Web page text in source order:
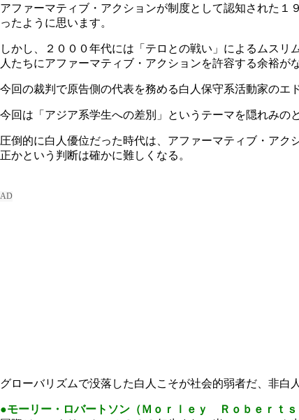
アファーマティブ・アクションが制度として認知された
ったように思います。
しかし、２０００年代には「テロとの戦い」によるムス
人たちにアファーマティブ・アクションを許容する余裕が
今回の裁判で原告側の代表を務める白人保守系活動家のエ
今回は「アジア系学生への差別」というテーマを隠れみの
圧倒的に白人優位だった時代は、アファーマティブ・ア
正かという判断は確かに難しくなる。
グローバリズムで没落した白人こそが社会的弱者だ、非
●モーリー・ロバートソン（Ｍｏｒｌｅｙ Ｒｏｂｅｒｔｓ